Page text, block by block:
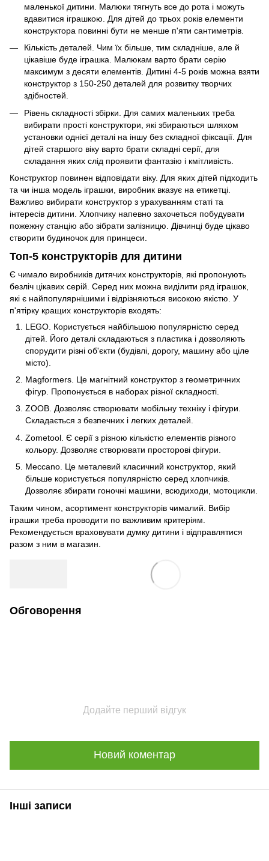
маленької дитини. Малюки тягнуть все до рота і можуть
вдавитися іграшкою. Для дітей до трьох років елементи
конструктора повинні бути не менше п'яти сантиметрів.
Кількість деталей. Чим їх більше, тим складніше, але й
цікавіше буде іграшка. Малюкам варто брати серію
максимум з десяти елементів. Дитині 4-5 років можна взяти
конструктор з 150-250 деталей для розвитку творчих
здібностей.
Рівень складності збірки. Для самих маленьких треба
вибирати прості конструктори, які збираються шляхом
установки однієї деталі на іншу без складної фіксації. Для
дітей старшого віку варто брати складні серії, для
складання яких слід проявити фантазію і кмітливість.
Конструктор повинен відповідати віку. Для яких дітей підходить
та чи інша модель іграшки, виробник вказує на етикетці.
Важливо вибирати конструктор з урахуванням статі та
інтересів дитини. Хлопчику напевно захочеться побудувати
пожежну станцію або зібрати залізницю. Дівчинці буде цікаво
створити будиночок для принцеси.
Топ-5 конструкторів для дитини
Є чимало виробників дитячих конструкторів, які пропонують
безліч цікавих серій. Серед них можна виділити ряд іграшок,
які є найпопулярнішими і відрізняються високою якістю. У
п'ятірку кращих конструкторів входять:
LEGO. Користується найбільшою популярністю серед
дітей. Його деталі складаються з пластика і дозволяють
спорудити різні об'єкти (будівлі, дорогу, машину або ціле
місто).
Magformers. Це магнітний конструктор з геометричних
фігур. Пропонується в наборах різної складності.
ZOOB. Дозволяє створювати мобільну техніку і фігури.
Складається з безпечних і легких деталей.
Zometool. Є серії з різною кількістю елементів різного
кольору. Дозволяє створювати просторові фігури.
Meccano. Це металевий класичний конструктор, який
більше користується популярністю серед хлопчиків.
Дозволяє збирати гоночні машини, всюдиходи, мотоцикли.
Таким чином, асортимент конструкторів чималий. Вибір
іграшки треба проводити по важливим критеріям.
Рекомендується враховувати думку дитини і відправлятися
разом з ним в магазин.
Обговорення
Додайте перший відгук
Новий коментар
Інші записи